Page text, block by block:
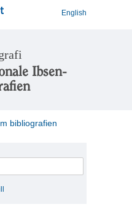
English
Ibsen-
bibliografien